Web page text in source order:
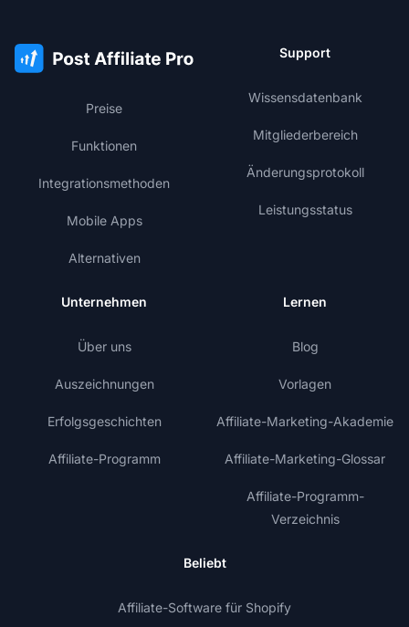
Preise
Funktionen
Integrationsmethoden
Mobile Apps
Alternativen
Support
Wissensdatenbank
Mitgliederbereich
Änderungsprotokoll
Leistungsstatus
Unternehmen
Über uns
Auszeichnungen
Erfolgsgeschichten
Affiliate-Programm
Lernen
Blog
Vorlagen
Affiliate-Marketing-Akademie
Affiliate-Marketing-Glossar
Affiliate-Programm-
Verzeichnis
Beliebt
Affiliate-Software für Shopify